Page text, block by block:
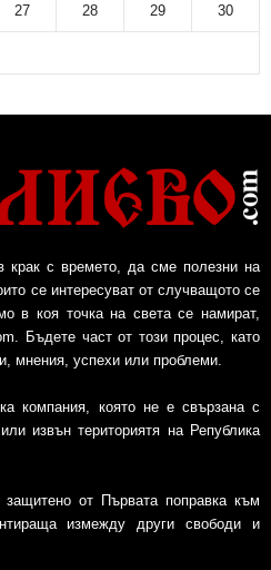
27 28 29 30
крак с времето, да сме полезни на
се интересуват от случващото се
в коя точка на света се намират,
Бъдете част от този процес, като
мнения, успехи или проблеми.
компания, която не е свързана с
извън териториятя на Република
от Първата поправка към
измежду други свободи и